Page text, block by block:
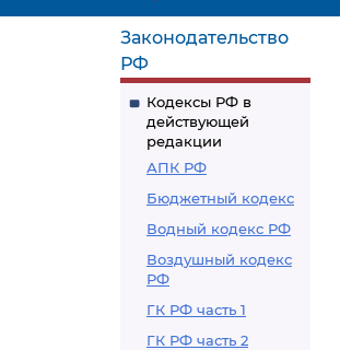
Законодательство
РФ
Кодексы РФ в
действующей
редакции
АПК РФ
Бюджетный кодекс
Водный кодекс РФ
Воздушный кодекс
РФ
ГК РФ часть 1
ГК РФ часть 2